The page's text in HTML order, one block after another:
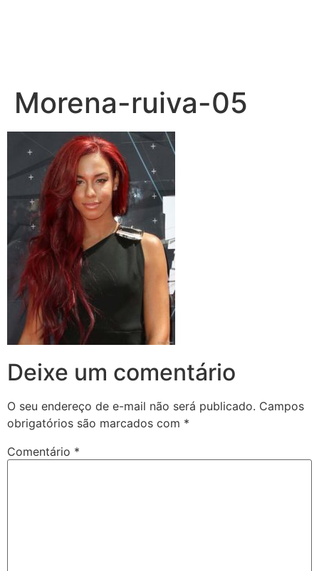
Morena-ruiva-05
Deixe um comentário
O seu endereço de e-mail não será publicado. Campos
obrigatórios são marcados com *
Comentário *